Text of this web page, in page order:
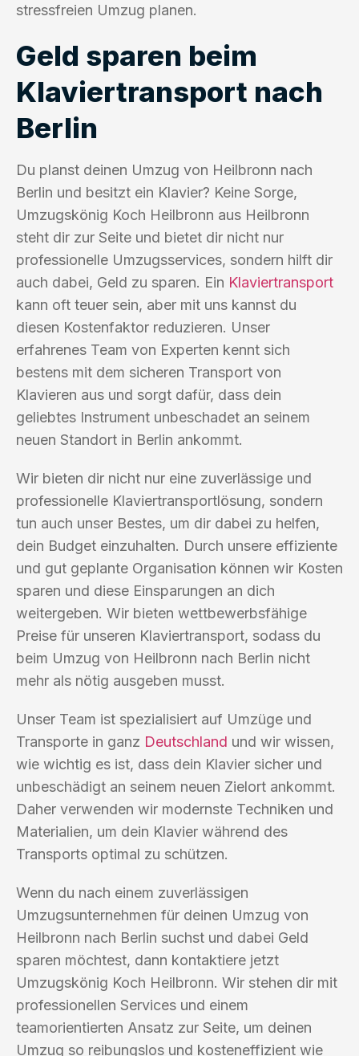
stressfreien Umzug planen.
Geld sparen beim
Klaviertransport nach
Berlin
Du planst deinen Umzug von Heilbronn nach
Berlin und besitzt ein Klavier? Keine Sorge,
Umzugskönig Koch Heilbronn aus Heilbronn
steht dir zur Seite und bietet dir nicht nur
professionelle Umzugsservices, sondern hilft dir
auch dabei, Geld zu sparen. Ein Klaviertransport
kann oft teuer sein, aber mit uns kannst du
diesen Kostenfaktor reduzieren. Unser
erfahrenes Team von Experten kennt sich
bestens mit dem sicheren Transport von
Klavieren aus und sorgt dafür, dass dein
geliebtes Instrument unbeschadet an seinem
neuen Standort in Berlin ankommt.
Wir bieten dir nicht nur eine zuverlässige und
professionelle Klaviertransportlösung, sondern
tun auch unser Bestes, um dir dabei zu helfen,
dein Budget einzuhalten. Durch unsere effiziente
und gut geplante Organisation können wir Kosten
sparen und diese Einsparungen an dich
weitergeben. Wir bieten wettbewerbsfähige
Preise für unseren Klaviertransport, sodass du
beim Umzug von Heilbronn nach Berlin nicht
mehr als nötig ausgeben musst.
Unser Team ist spezialisiert auf Umzüge und
Transporte in ganz Deutschland und wir wissen,
wie wichtig es ist, dass dein Klavier sicher und
unbeschädigt an seinem neuen Zielort ankommt.
Daher verwenden wir modernste Techniken und
Materialien, um dein Klavier während des
Transports optimal zu schützen.
Wenn du nach einem zuverlässigen
Umzugsunternehmen für deinen Umzug von
Heilbronn nach Berlin suchst und dabei Geld
sparen möchtest, dann kontaktiere jetzt
Umzugskönig Koch Heilbronn. Wir stehen dir mit
professionellen Services und einem
teamorientierten Ansatz zur Seite, um deinen
Umzug so reibungslos und kosteneffizient wie